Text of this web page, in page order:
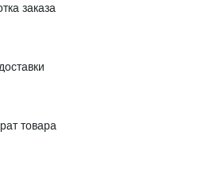
заказа
товара